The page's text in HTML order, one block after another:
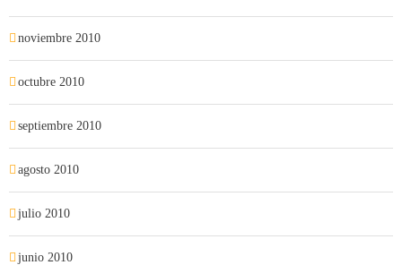
noviembre 2010
octubre 2010
septiembre 2010
agosto 2010
julio 2010
junio 2010